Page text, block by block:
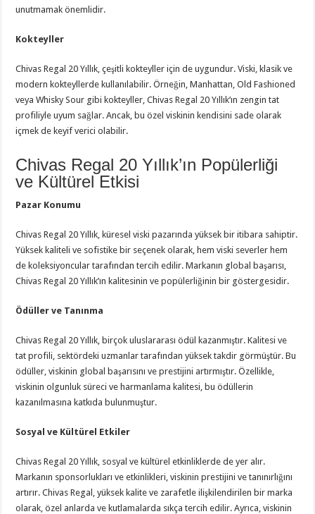
unutmamak önemlidir.
Kokteyller
Chivas Regal 20 Yıllık, çeşitli kokteyller için de uygundur. Viski, klasik ve
modern kokteyllerde kullanılabilir. Örneğin, Manhattan, Old Fashioned
veya Whisky Sour gibi kokteyller, Chivas Regal 20 Yıllık’ın zengin tat
profiliyle uyum sağlar. Ancak, bu özel viskinin kendisini sade olarak
içmek de keyif verici olabilir.
Chivas Regal 20 Yıllık’ın Popülerliği
ve Kültürel Etkisi
Pazar Konumu
Chivas Regal 20 Yıllık, küresel viski pazarında yüksek bir itibara sahiptir.
Yüksek kaliteli ve sofistike bir seçenek olarak, hem viski severler hem
de koleksiyoncular tarafından tercih edilir. Markanın global başarısı,
Chivas Regal 20 Yıllık’ın kalitesinin ve popülerliğinin bir göstergesidir.
Ödüller ve Tanınma
Chivas Regal 20 Yıllık, birçok uluslararası ödül kazanmıştır. Kalitesi ve
tat profili, sektördeki uzmanlar tarafından yüksek takdir görmüştür. Bu
ödüller, viskinin global başarısını ve prestijini artırmıştır. Özellikle,
viskinin olgunluk süreci ve harmanlama kalitesi, bu ödüllerin
kazanılmasına katkıda bulunmuştur.
Sosyal ve Kültürel Etkiler
Chivas Regal 20 Yıllık, sosyal ve kültürel etkinliklerde de yer alır.
Markanın sponsorlukları ve etkinlikleri, viskinin prestijini ve tanınırlığını
artırır. Chivas Regal, yüksek kalite ve zarafetle ilişkilendirilen bir marka
olarak, özel anlarda ve kutlamalarda sıkça tercih edilir. Ayrıca, viskinin